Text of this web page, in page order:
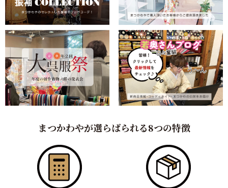
まつかわやが選らばられる8つの特徴